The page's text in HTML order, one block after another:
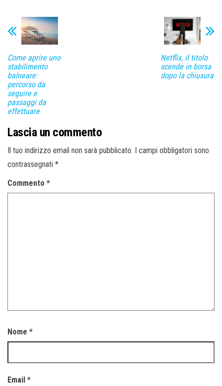
Come aprire uno
stabilimento
balneare:
percorso da
seguire e
passaggi da
effettuare
Netflix, il titolo
scende in borsa
dopo la chiusura
Lascia un commento
Il tuo indirizzo email non sarà pubblicato. I campi obbligatori sono
contrassegnati *
Commento *
Nome *
Email *